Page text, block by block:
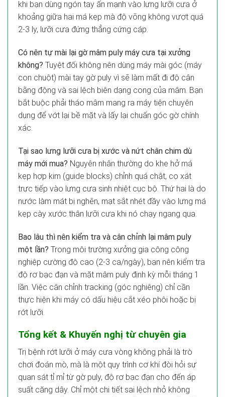
khi bạn dùng ngón tay ấn mạnh vào lưng lưỡi cưa ở
khoảng giữa hai má kẹp mà độ võng không vượt quá
2-3 ly, lưỡi cưa đứng thẳng cứng cáp.
Có nên tự mài lại gờ mâm puly máy cưa tại xưởng
không? Tuyệt đối không nên dùng máy mài góc (máy
con chuột) mài tay gờ puly vì sẽ làm mất đi độ cân
bằng động và sai lệch biên dạng cong của mâm. Bạn
bắt buộc phải tháo mâm mang ra máy tiện chuyên
dụng để vớt lại bề mặt và lấy lại chuẩn góc gờ chính
xác.
Tại sao lưng lưỡi cưa bị xước và nứt chân chim dù
máy mới mua? Nguyên nhân thường do khe hở má
kẹp hợp kim (guide blocks) chỉnh quá chật, cọ xát
trực tiếp vào lưng cưa sinh nhiệt cục bộ. Thứ hai là do
nước làm mát bị nghẽn, mạt sắt nhét đầy vào lưng má
kẹp cày xước thân lưỡi cưa khi nó chạy ngang qua.
Bao lâu thì nên kiểm tra và cân chỉnh lại mâm puly
một lần? Trong môi trường xưởng gia công công
nghiệp cường độ cao (2-3 ca/ngày), bạn nên kiểm tra
độ rơ bạc đạn và mặt mâm puly định kỳ mỗi tháng 1
lần. Việc cân chỉnh tracking (góc nghiêng) chỉ cần
thực hiện khi máy có dấu hiệu cắt xéo phôi hoặc bị
rớt lưỡi.
Tổng kết & Khuyến nghị từ chuyên gia
Trị bệnh rớt lưỡi ở máy cưa vòng không phải là trò
chơi đoán mò, mà là một quy trình cơ khí đòi hỏi sự
quan sát tỉ mỉ từ gờ puly, độ rơ bạc đạn cho đến áp
suất căng dây. Chỉ một chi tiết sai lệch nhỏ không